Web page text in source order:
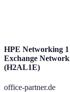
HPE Networking 1
Exchange
(H2AL1E)
office-partner.de